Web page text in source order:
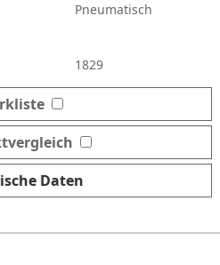
Pneumatisch
1829
Daten